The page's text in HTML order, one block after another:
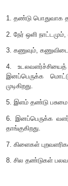
வளர்ச்சியடைந்த
துரிதமாகப்
கொண்டுள்ளது.
என்ற
என்று
பகுதிகணுவிடைப்
I. தண்டின்